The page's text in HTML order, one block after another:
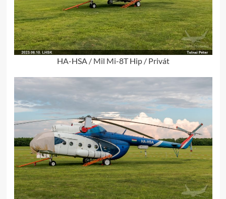
HA-HSA / Mil Mi-8T Hip / Privát